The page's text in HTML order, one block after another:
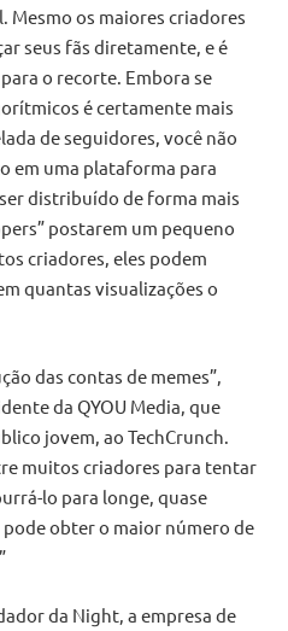
Mesmo os maiores criadores
seus fãs diretamente, e é
o recorte. Embora se
é certamente mais
de seguidores, você não
em uma plataforma para
distribuído de forma mais
postarem um pequeno
criadores, eles podem
quantas visualizações o
das contas de memes”,
da QYOU Media, que
jovem, ao TechCrunch.
muitos criadores para tentar
lo para longe, quase
obter o maior número de
da Night, a empresa de